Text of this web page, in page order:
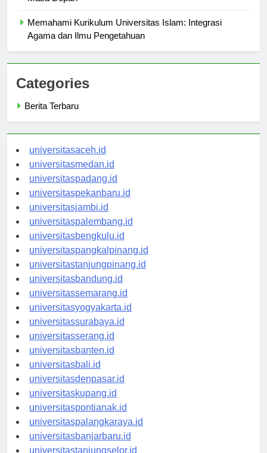
Memahami Kurikulum Universitas Islam: Integrasi
Categories
universitasaceh.id
universitasmedan.id
universitaspadang.id
universitaspekanbaru.id
universitasjambi.id
universitaspalembang.id
universitasbengkulu.id
universitaspangkalpinang.id
universitastanjungpinang.id
universitasbandung.id
universitassemarang.id
universitasyogyakarta.id
universitassurabaya.id
universitasserang.id
universitasbanten.id
universitasbali.id
universitasdenpasar.id
universitaskupang.id
universitaspontianak.id
universitaspalangkaraya.id
universitasbanjarbaru.id